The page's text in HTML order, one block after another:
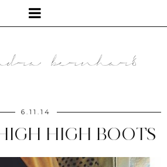
6.11.14
HIGH BOOTS